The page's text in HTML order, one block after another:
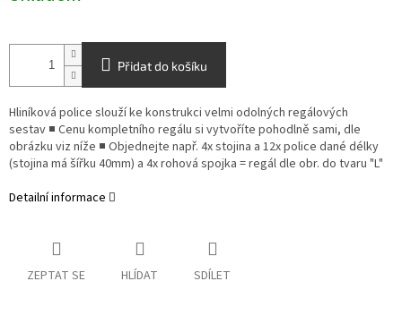
Přidat do košíku
Hliníková police slouží ke konstrukci velmi odolných regálových
sestav ■ Cenu kompletního regálu si vytvoříte pohodlně sami, dle
obrázku viz níže ■ Objednejte např. 4x stojina a 12x police dané délky
(stojina má šířku 40mm) a 4x rohová spojka = regál dle obr. do tvaru "L"
Detailní informace
ZEPTAT SE HLÍDAT SDÍLET